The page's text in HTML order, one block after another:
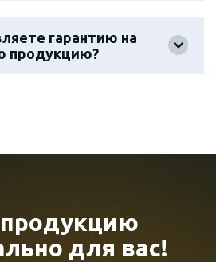
гарантию на
продукцию?
продукцию
для вас!